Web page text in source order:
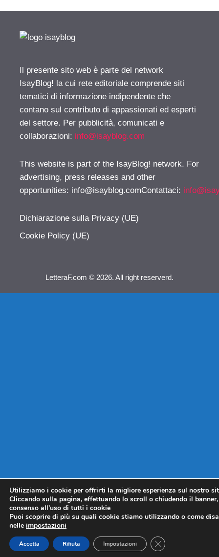
Il presente sito web è parte del network
IsayBlog! la cui rete editoriale comprende siti
tematici di informazione indipendente che
contano sul contributo di appassionati ed esperti
del settore. Per pubblicità, comunicati e
collaborazioni: info@isayblog.com
This website is part of the IsayBlog! network. For
advertising, press releases and other
opportunities: info@isayblog.comContattaci:
Dichiarazione sulla Privacy (UE)
Cookie Policy (UE)
LetteraF.com © 2026. All right reserverd.
Utilizziamo i cookie per offrirti la migliore esperienza sul nostro
Cliccando sulla pagina, effettuando lo scroll o chiudendo il
consenso all’uso di tutti i cookie
Puoi scoprire di più su quali cookie stiamo utilizzando o come
nelle impostazioni
Accetta Rifiuta Impostazioni CLOSE GDPR